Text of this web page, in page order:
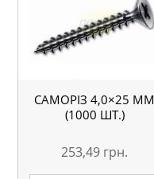
САМОРІЗ 4,0×25 ММ
(1000 ШТ.)
253,49 грн.